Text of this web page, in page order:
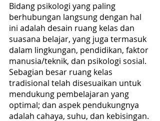
Bidang psikologi yang paling
berhubungan langsung dengan hal
ini adalah desain ruang kelas dan
suasana belajar, yang juga termasuk
dalam lingkungan, pendidikan, faktor
manusia/teknik, dan psikologi sosial.
Sebagian besar ruang kelas
tradisional telah disesuaikan untuk
mendukung pembelajaran yang
optimal; dan aspek pendukungnya
adalah cahaya, suhu, dan kebisingan.